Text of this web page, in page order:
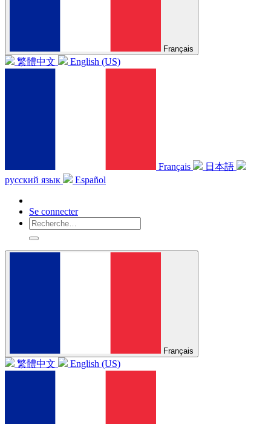
Français
繁體中文 English (US)
Français
日本語
русский язык
Español
Se connecter
Français
繁體中文 English (US)